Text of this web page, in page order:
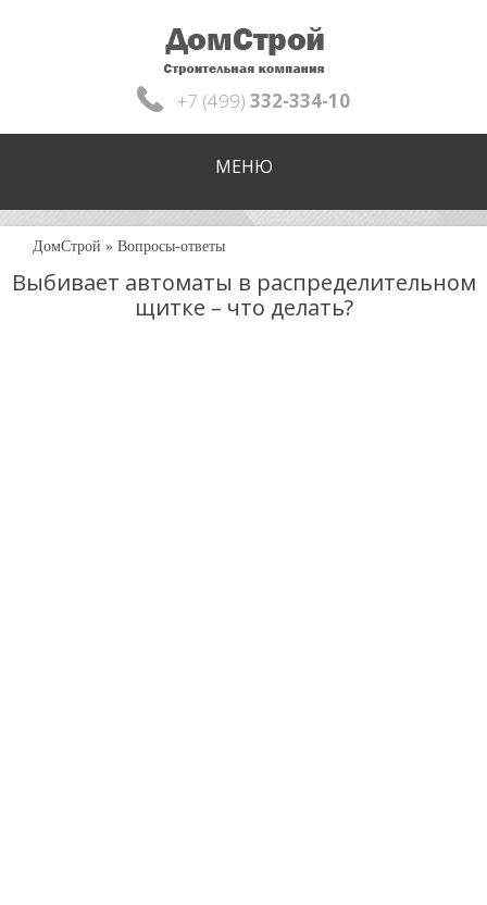
+7 (499) 332-334-10
МЕНЮ
ДомСтрой » Вопросы-ответы
Выбивает автоматы в распределительном
щитке – что делать?